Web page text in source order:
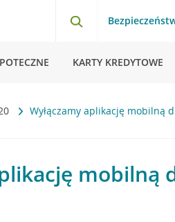
KARTY KREDYTOWE
Wyłączamy aplikację mobilną